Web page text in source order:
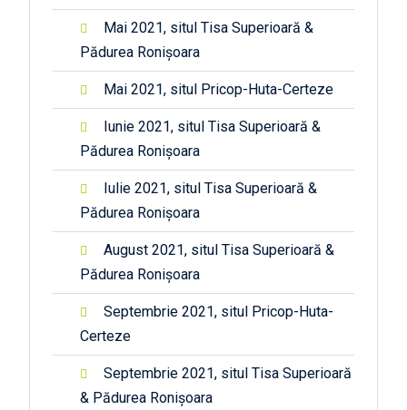
Mai 2021, situl Tisa Superioară &
Pădurea Ronișoara
Mai 2021, situl Pricop-Huta-Certeze
Iunie 2021, situl Tisa Superioară &
Pădurea Ronișoara
Iulie 2021, situl Tisa Superioară &
Pădurea Ronișoara
August 2021, situl Tisa Superioară &
Pădurea Ronișoara
Septembrie 2021, situl Pricop-Huta-
Certeze
Septembrie 2021, situl Tisa Superioară
& Pădurea Ronișoara